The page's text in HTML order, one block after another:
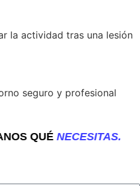
la actividad tras una lesión
seguro y profesional
QUÉNECESITAS.